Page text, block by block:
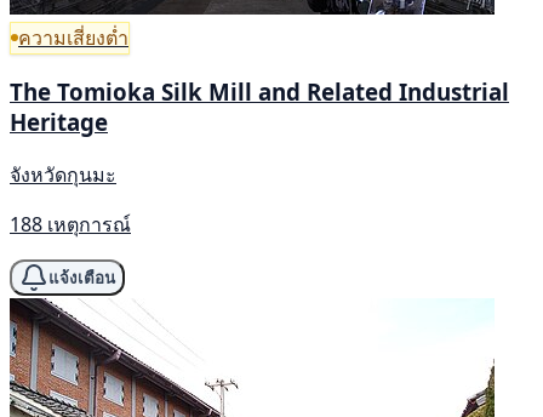
ความเสี่ยงต่ำ
The Tomioka Silk Mill and Related Industrial
Heritage
จังหวัดกุนมะ
188 เหตุการณ์
แจ้งเตือน